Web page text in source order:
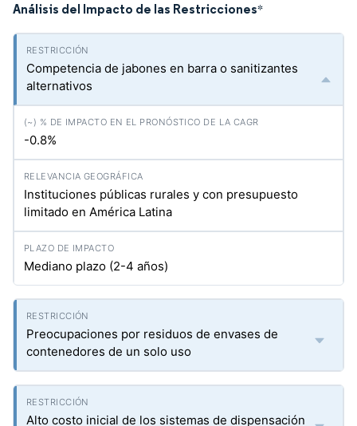
Análisis del Impacto de las Restricciones*
Competencia de jabones en barra o sanitizantes
alternativos
-0.8%
Instituciones públicas rurales y con presupuesto
limitado en América Latina
Mediano plazo (2-4 años)
Preocupaciones por residuos de envases de
contenedores de un solo uso
Alto costo inicial de los sistemas de dispensación